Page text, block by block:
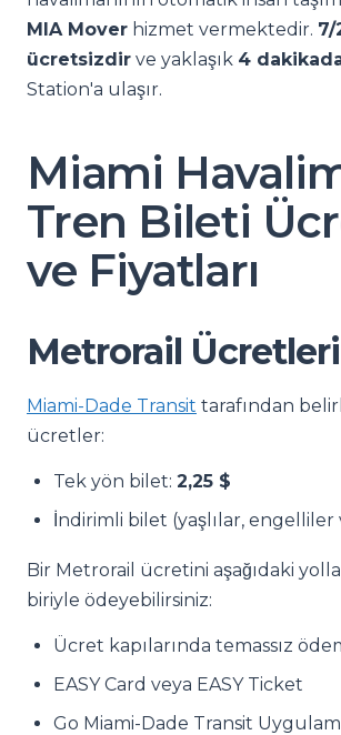
MIA Mover hizmet vermektedir. 7/
ücretsizdir ve yaklaşık 4
Station'a ulaşır.
Miami
Tren Bileti
ve Fiyatları
Metrorail Ücretleri
Miami-Dade Transit tarafından
ücretler:
Tek yön bilet: 2,25 $
İndirimli bilet (yaşlılar, engelliler
Bir Metrorail ücretini aşağıdaki
biriyle ödeyebilirsiniz:
Ücret kapılarında temassız
EASY Card veya EASY Ticket
Go Miami-Dade Transit